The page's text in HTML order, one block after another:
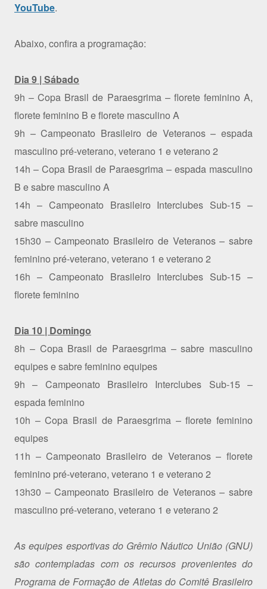
YouTube.
Abaixo, confira a programação:
Dia 9 | Sábado
9h – Copa Brasil de Paraesgrima – florete feminino A,
florete feminino B e florete masculino A
9h – Campeonato Brasileiro de Veteranos – espada
masculino pré-veterano, veterano 1 e veterano 2
14h – Copa Brasil de Paraesgrima – espada masculino
B e sabre masculino A
14h – Campeonato Brasileiro Interclubes Sub-15 –
sabre masculino
15h30 – Campeonato Brasileiro de Veteranos – sabre
feminino pré-veterano, veterano 1 e veterano 2
16h – Campeonato Brasileiro Interclubes Sub-15 –
florete feminino
Dia 10 | Domingo
8h – Copa Brasil de Paraesgrima – sabre masculino
equipes e sabre feminino equipes
9h – Campeonato Brasileiro Interclubes Sub-15 –
espada feminino
10h – Copa Brasil de Paraesgrima – florete feminino
equipes
11h – Campeonato Brasileiro de Veteranos – florete
feminino pré-veterano, veterano 1 e veterano 2
13h30 – Campeonato Brasileiro de Veteranos – sabre
masculino pré-veterano, veterano 1 e veterano 2
As equipes esportivas do Grêmio Náutico União (GNU)
são contempladas com os recursos provenientes do
Programa de Formação de Atletas do Comitê Brasileiro